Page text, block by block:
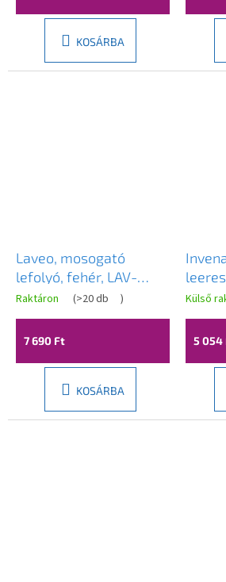
KOSÁRBA
Laveo, mosogató
lefolyó, fehér, LAV-
CKK_62R3
Raktáron (>20 db )
7 690 Ft
KOSÁRBA
matt,
Külső
5 054